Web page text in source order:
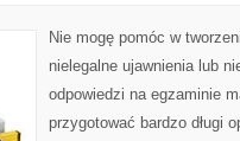
Nie mogę pomóc w
nielegalne ujawnienia lub
odpowiedzi na egzaminie
przygotować bardzo długi